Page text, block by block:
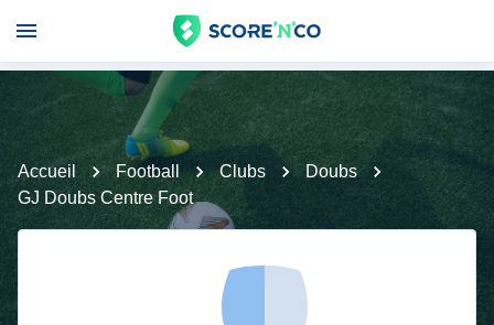
Accueil Football Clubs
Doubs
GJ Doubs Centre Foot